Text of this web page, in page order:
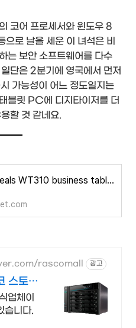
코어 프로세서와 윈도우 8
로 날을 세운 이 녀석은 비
는 보안 소프트웨어를 다수
단은 2분기에 영국에서 먼저
가능성이 어느 정도일지는
블릿 PC에 디지타이저를 더
할 것 같네요.
Toshiba reveals WT310 business tablet: Windows 8 Pro, 11.6-inch display and digitizer pen
rascomall 광고
스토리
업체이
습니다.